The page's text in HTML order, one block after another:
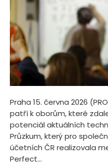
Praha 15. června 2026
patří k oborům, které
potenciál aktuálních
Průzkum, který pro
účetních ČR realizovala
Perfect...